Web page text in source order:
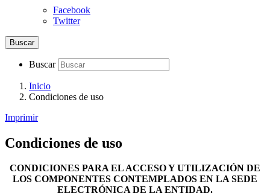
Facebook
Twitter
Buscar
Buscar
Inicio
Condiciones de uso
Imprimir
Condiciones de uso
CONDICIONES PARA EL ACCESO Y UTILIZACIÓN DE
LOS COMPONENTES CONTEMPLADOS EN LA SEDE
ELECTRÓNICA DE LA ENTIDAD.